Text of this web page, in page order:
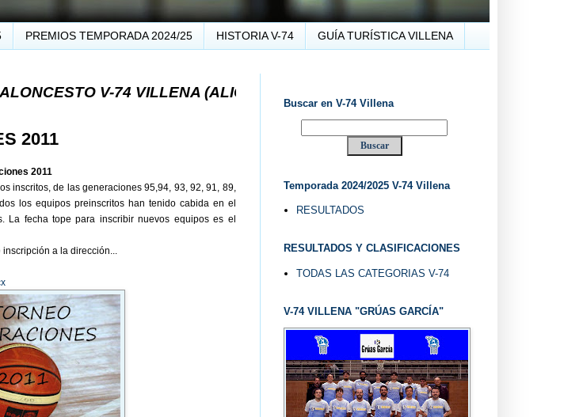
PREMIOS TEMPORADA 2024/25 HISTORIA V-74 GUÍA TURÍSTICA VILLENA
V-74 VILLENA (ALICANTE) ... V-74 VILLENA DESDE 1.974 ... EL "UVE" ...
2011
2011
inscritos, de las generaciones 95,94, 93, 92, 91, 89,
los equipos preinscritos han tenido cabida en el
fecha tope para inscribir nuevos equipos es el
a la dirección...
Buscar en V-74 Villena
Temporada 2024/2025 V-74 Villena
RESULTADOS
RESULTADOS Y CLASIFICACIONES
TODAS LAS CATEGORIAS V-74
V-74 VILLENA "GRÚAS GARCÍA"